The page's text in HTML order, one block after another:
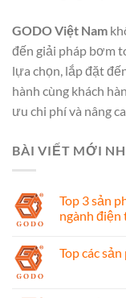
GODO Việt Nam
đến giải pháp bơm
lựa chọn, lắp đặt
hành cùng khách
ưu chi phí và nâng
BÀI VIẾT MỚI
Top 3 sản
ngành điện
Top các